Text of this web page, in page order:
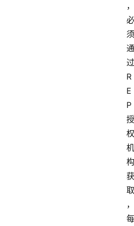
，
必
须
通
过
R
E
P
授
权
机
构
获
取
，
每